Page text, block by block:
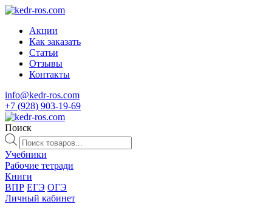
Акции
Как заказать
Статьи
Отзывы
Контакты
info@kedr-ros.com
+7 (928) 903-19-69
Поиск
Поиск
товаров
Учебники
Рабочие тетради
Книги
ВПР ЕГЭ ОГЭ
Личный кабинет